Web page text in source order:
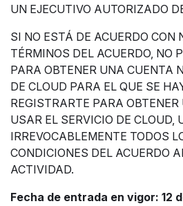
UN EJECUTIVO AUTORIZADO
SI NO ESTÁ DE ACUERDO CON
TÉRMINOS DEL ACUERDO, NO
PARA OBTENER UNA CUENTA
DE CLOUD PARA EL QUE SE
REGISTRARTE PARA
USAR EL SERVICIO DE CLOUD,
IRREVOCABLEMENTE TODOS
CONDICIONES DEL ACUERDO
ACTIVIDAD.
Fecha de entrada en vigor: 12